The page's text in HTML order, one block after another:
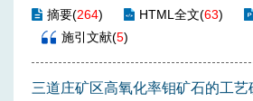
摘要(264) HTML全文(63)
施引文献(5)
三道庄矿区高氧化率钼矿石的工艺